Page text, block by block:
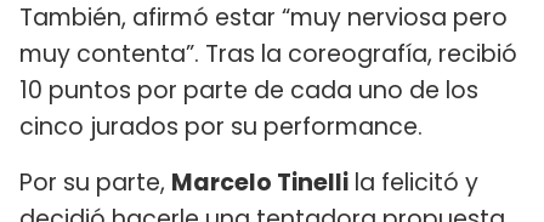
También, afirmó estar “muy nerviosa pero
muy contenta”. Tras la coreografía, recibió
10 puntos por parte de cada uno de los
cinco jurados por su performance.
Por su parte, Marcelo Tinelli la felicitó y